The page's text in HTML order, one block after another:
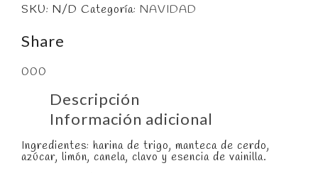
SKU: N/D Categoría: NAVIDAD
Share
000
Descripción
Información adicional
Ingredientes: harina de trigo, manteca de cerdo,
azúcar, limón, canela, clavo y esencia de vainilla.